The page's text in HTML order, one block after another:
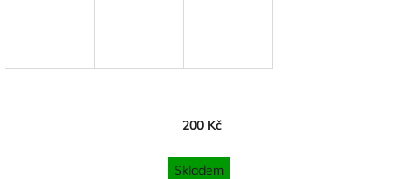
200 Kč
cena:
Skladem